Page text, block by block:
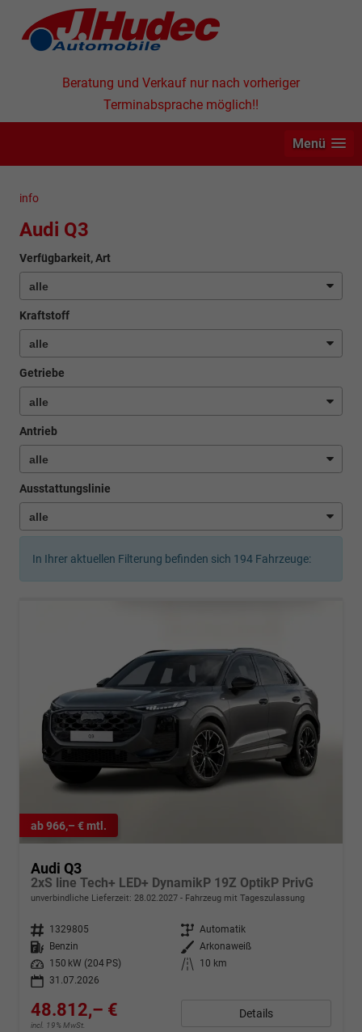
Beratung und Verkauf nur nach vorheriger
Terminabsprache möglich!!
Menü
info
Audi Q3
Verfügbarkeit, Art
Kraftstoff
Getriebe
Antrieb
Ausstattungslinie
In Ihrer aktuellen Filterung befinden sich 194 Fahrzeuge:
ab 966,– € mtl.
Audi Q3
2xS line Tech+ LED+ DynamikP 19Z OptikP PrivG
unverbindliche Lieferzeit: 28.02.2027 Fahrzeug mit Tageszulassung
Fahrzeugnr. 1329805 Getriebe Automatik
Kraftstoff
Benzin Außenfarbe Arkonaweiß
Leistung
150 kW (204 PS) Kilometerstand
10 km
31.07.2026
48.812,– €
incl. 19% MwSt.
Details